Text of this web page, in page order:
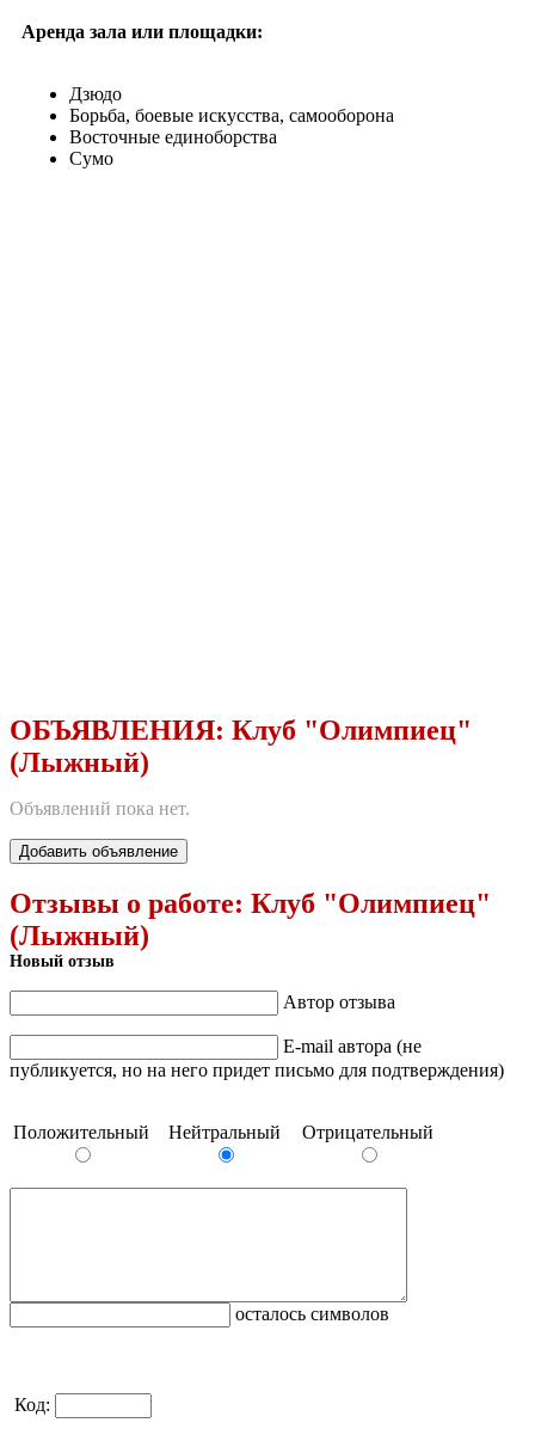
Аренда зала или площадки:
Дзюдо
Борьба, боевые искусства, самооборона
Восточные единоборства
Сумо
ОБЪЯВЛЕНИЯ: Клуб "Олимпиец"
(Лыжный)
Объявлений пока нет.
Добавить объявление
Отзывы о работе: Клуб "Олимпиец"
(Лыжный)
Новый отзыв
Автор отзыва
E-mail автора (не
публикуется, но на него придет письмо для подтверждения)
Положительный Нейтральный Отрицательный
осталось символов
Код: